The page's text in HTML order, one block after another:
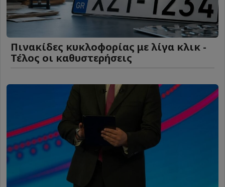
Πινακίδες κυκλοφορίας με λίγα κλικ -
Τέλος οι καθυστερήσεις